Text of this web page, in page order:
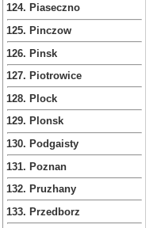
124. Piaseczno
125. Pinczow
126. Pinsk
127. Piotrowice
128. Plock
129. Plonsk
130. Podgaisty
131. Poznan
132. Pruzhany
133. Przedborz